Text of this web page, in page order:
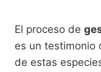
El proceso de
es un testimonio
de estas